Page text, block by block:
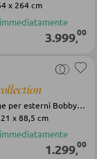
x 264 cm
3.999,00
Divano lounge per esterni Bobby beige Olefin acciaio
x 88,5 cm
1.299,00